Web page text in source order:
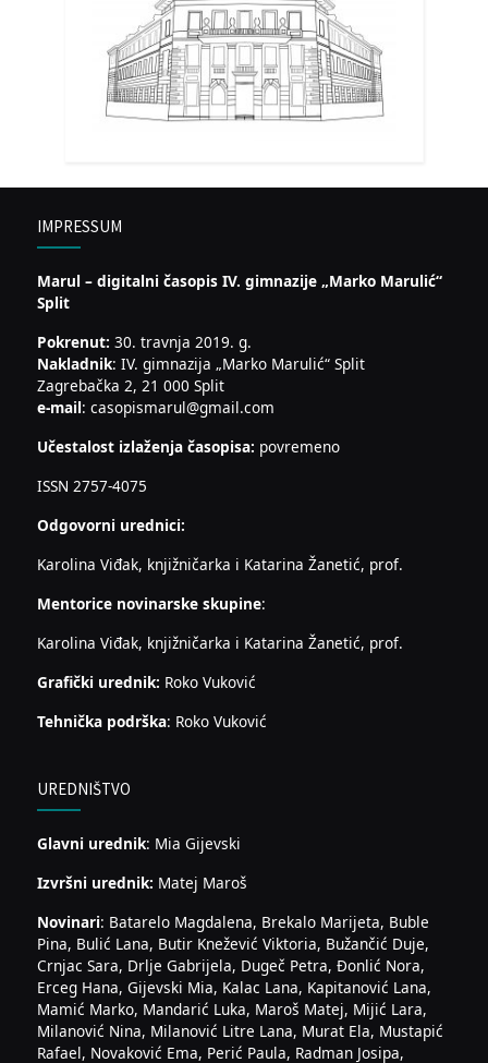
IMPRESSUM
Marul – digitalni časopis IV. gimnazije „Marko Marulić“
Split
Pokrenut: 30. travnja 2019. g.
Nakladnik: IV. gimnazija „Marko Marulić“ Split
Zagrebačka 2, 21 000 Split
e-mail: casopismarul@gmail.com
Učestalost izlaženja časopisa: povremeno
ISSN 2757-4075
Odgovorni urednici:
Karolina Viđak, knjižničarka i Katarina Žanetić, prof.
Mentorice novinarske skupine:
Karolina Viđak, knjižničarka i Katarina Žanetić, prof.
Grafički urednik: Roko Vuković
Tehnička podrška: Roko Vuković
UREDNIŠTVO
Glavni urednik: Mia Gijevski
Izvršni urednik: Matej Maroš
Novinari: Batarelo Magdalena, Brekalo Marijeta, Buble
Pina, Bulić Lana, Butir Knežević Viktoria, Bužančić Duje,
Crnjac Sara, Drlje Gabrijela, Dugeč Petra, Đonlić Nora,
Erceg Hana, Gijevski Mia, Kalac Lana, Kapitanović Lana,
Mamić Marko, Mandarić Luka, Maroš Matej, Mijić Lara,
Milanović Nina, Milanović Litre Lana, Murat Ela, Mustapić
Rafael, Novaković Ema, Perić Paula, Radman Josipa,